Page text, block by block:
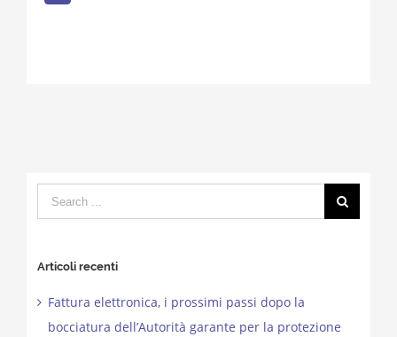
Search
for:
Articoli recenti
Fattura elettronica, i prossimi passi dopo la
bocciatura dell’Autorità garante per la protezione